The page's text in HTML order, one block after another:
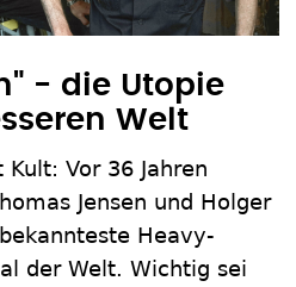
- die Utopie
Welt
Kult: Vor 36 Jahren
Jensen und Holger
Heavy-
der Welt. Wichtig sei